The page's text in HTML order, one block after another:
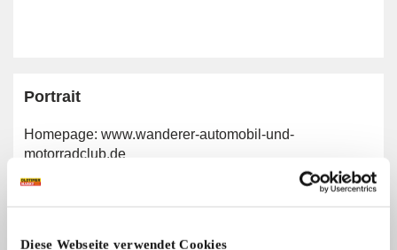
Diese Webseite verwendet Cookies
Portrait
Homepage: www.wanderer-automobil-und-
motorradclub.de